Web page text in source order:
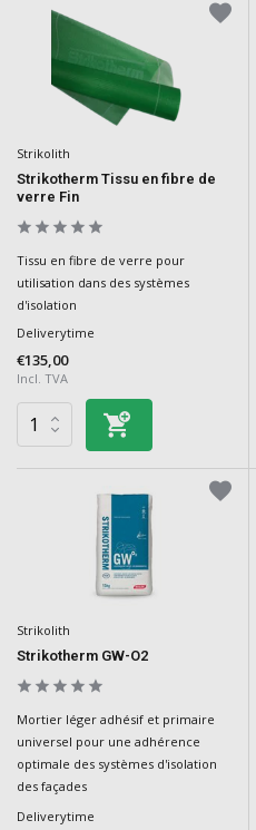
Strikolith
Strikotherm Tissu en fibre de
verre Fin
Tissu en fibre de verre pour
utilisation dans des systèmes
d'isolation
Deliverytime
€135,00
Incl. TVA
Strikolith
Strikotherm GW-O2
Mortier léger adhésif et primaire
universel pour une adhérence
optimale des systèmes d'isolation
des façades
Deliverytime